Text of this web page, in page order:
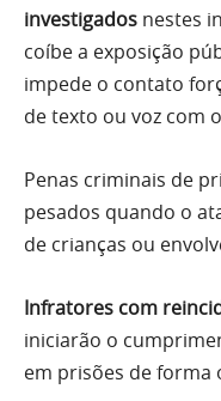
investigados nestes
coíbe a exposição
impede o contato
de texto ou voz com
Penas criminais de
pesados quando o
de crianças ou
Infratores com
iniciarão o
em prisões de forma